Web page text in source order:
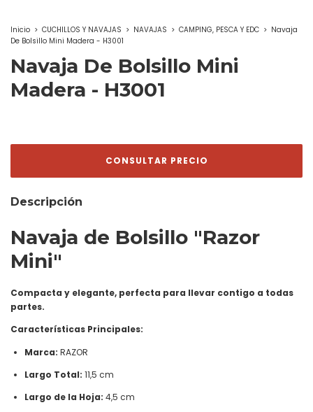
Inicio > CUCHILLOS Y NAVAJAS > NAVAJAS > CAMPING, PESCA Y EDC > Navaja
De Bolsillo Mini Madera - H3001
Navaja De Bolsillo Mini
Madera - H3001
Descripción
Navaja de Bolsillo "Razor
Mini"
Compacta y elegante, perfecta para llevar contigo a todas
partes.
Características Principales:
Marca: RAZOR
Largo Total: 11,5 cm
Largo de la Hoja: 4,5 cm